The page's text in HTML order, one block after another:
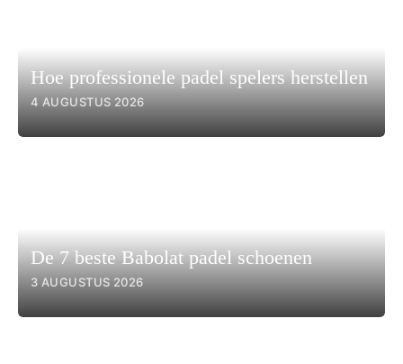
Hoe professionele padel spelers herstellen
4 AUGUSTUS 2026
De 7 beste Babolat padel schoenen
3 AUGUSTUS 2026